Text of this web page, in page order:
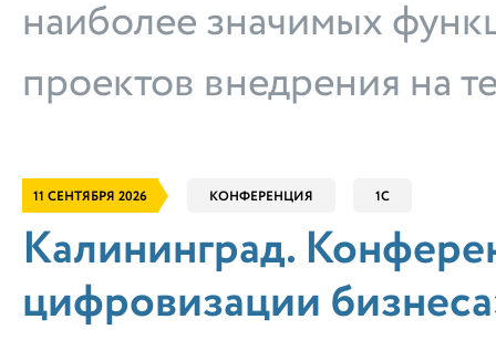
наиболее значимых
проектов внедрения на
11 СЕНТЯБРЯ 2026 КОНФЕРЕНЦИЯ 1С
Калининград.
цифровизации